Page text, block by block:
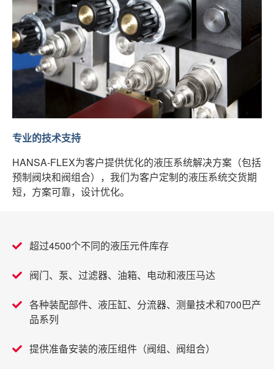
专业的技术支持
HANSA-FLEX为客户提供优化的液压系统解决方案（包括
预制阀块和阀组合），我们为客户定制的液压系统交货期
短，方案可靠，设计优化。
超过4500个不同的液压元件库存
阀门、泵、过滤器、油箱、电动和液压马达
各种装配部件、液压缸、分流器、测量技术和700巴产
品系列
提供准备安装的液压组件（阀组、阀组合）